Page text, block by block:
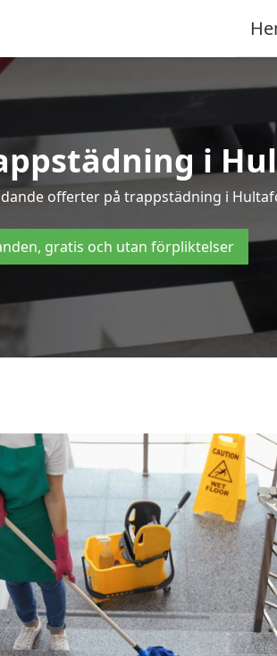
i
offerter på trappstädning i
gratis och utan förpliktelser